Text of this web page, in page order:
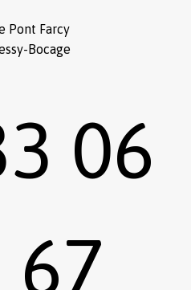
Pont Farcy
Bocage
06
67